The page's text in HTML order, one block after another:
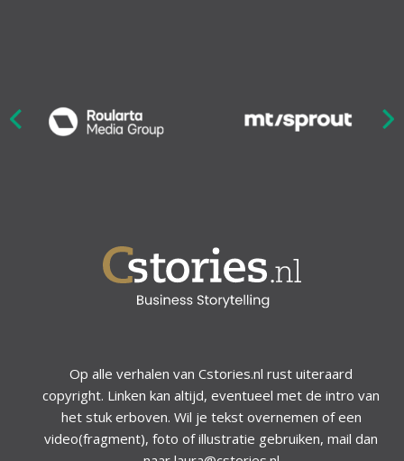
Op alle verhalen van Cstories.nl rust uiteraard
copyright. Linken kan altijd, eventueel met de intro van
het stuk erboven. Wil je tekst overnemen of een
video(fragment), foto of illustratie gebruiken, mail dan